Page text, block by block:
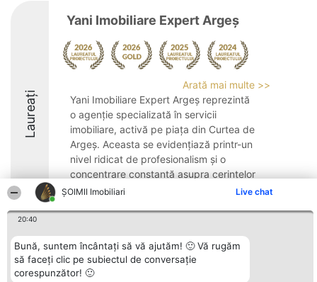
ȘOIMII Imobiliari Live chat
20:40
Bună, suntem încântați să vă ajutăm! 🙂 Vă rugăm
să faceți clic pe subiectul de conversație
corespunzător! 🙂
Laureați
Yani Imobiliare Expert Argeș
Arată mai multe >>
Yani Imobiliare Expert Argeș reprezintă
o agenție specializată în servicii
imobiliare, activă pe piața din Curtea de
Argeș. Aceasta se evidențiază printr-un
nivel ridicat de profesionalism și o
concentrare constantă asupra cerințelor
clienților, ...
9.1
Organizator Ranking
BRIGHT SOLUTIONS BR SRL
Plebiscyt